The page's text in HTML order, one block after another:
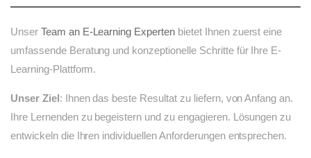
Unser Team an E-Learning Experten bietet Ihnen zuerst eine
umfassende Beratung und konzeptionelle Schritte für Ihre E-
Learning-Plattform.
Unser Ziel: Ihnen das beste Resultat zu liefern, von Anfang an.
Ihre Lernenden zu begeistern und zu engagieren. Lösungen zu
entwickeln die Ihren individuellen Anforderungen entsprechen.